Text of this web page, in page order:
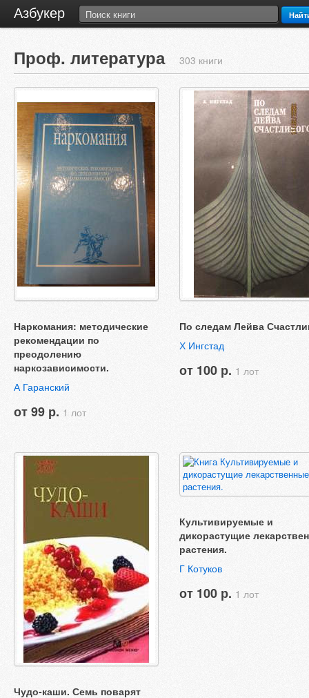
Азбукер
Проф. литература 303 книги
Наркомания: методические
рекомендации по
преодолению
наркозависимости.
А Гаранский
от 99 р. 1 лот
По следам Лейва
Х Ингстад
от 100 р. 1 лот
Чудо-каши. Семь поварят
Культивируемые и
дикорастущие
растения.
Г Котуков
от 100 р. 1 лот